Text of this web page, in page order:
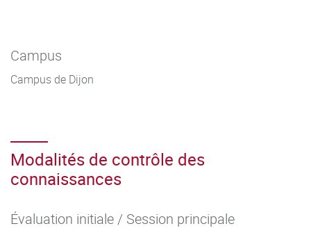
Campus
Campus de Dijon
Modalités de contrôle des
connaissances
Évaluation initiale / Session principale